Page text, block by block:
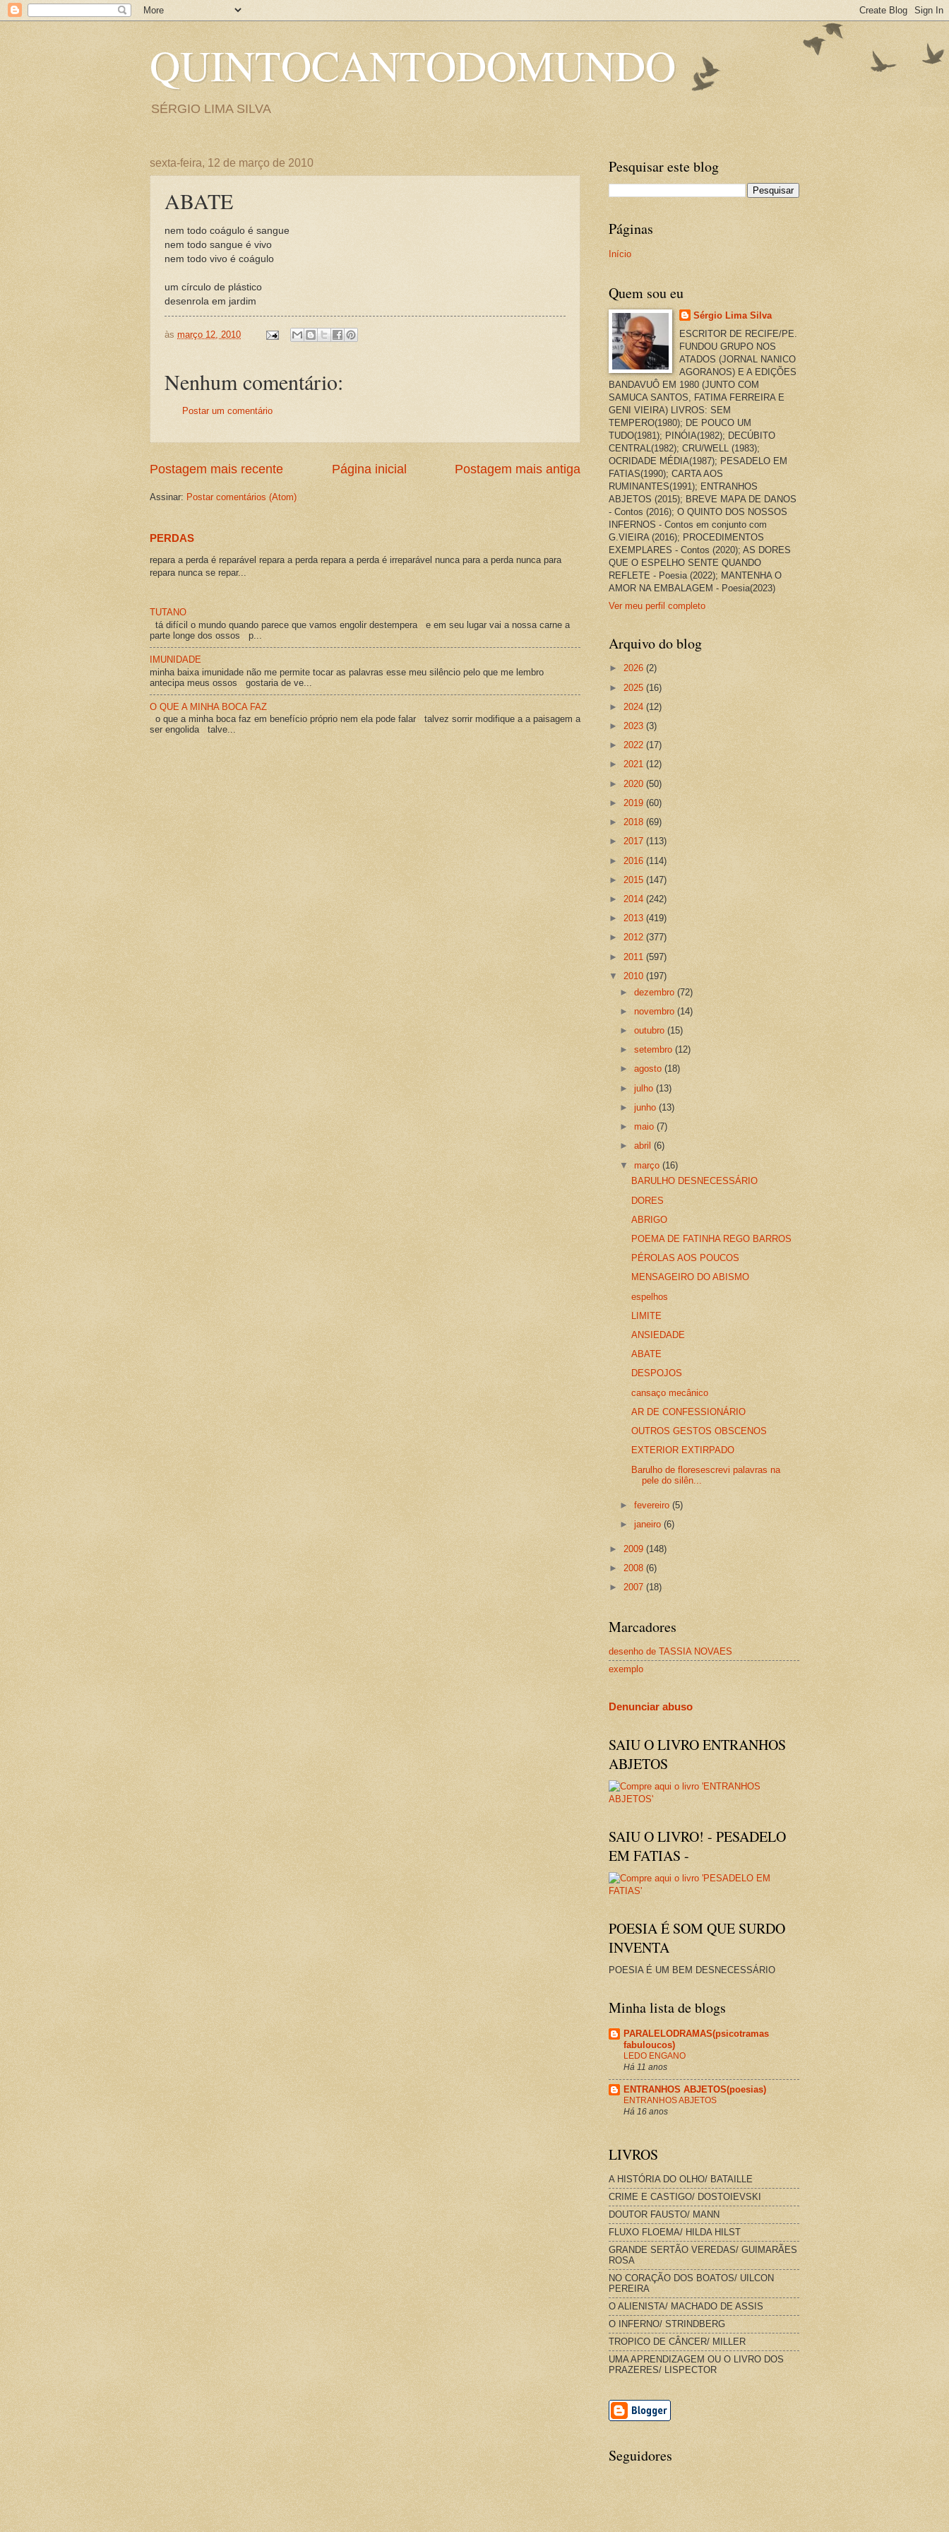
QUINTOCANTODOMUNDO
SÉRGIO LIMA SILVA
sexta-feira, 12 de março de 2010
ABATE
nem todo coágulo é sangue
nem todo sangue é vivo
nem todo vivo é coágulo
um círculo de plástico
desenrola em jardim
às março 12, 2010
Nenhum comentário:
Postar um comentário
Postagem mais recente Postagem mais antiga
Página inicial
Assinar: Postar comentários (Atom)
PERDAS
repara a perda é reparável repara a perda repara a perda é irreparável nunca para a perda nunca para
repara nunca se repar...
TUTANO
tá difícil o mundo quando parece que vamos engolir destempera e em seu lugar vai a nossa carne a
parte longe dos ossos p...
IMUNIDADE
minha baixa imunidade não me permite tocar as palavras esse meu silêncio pelo que me lembro
antecipa meus ossos gostaria de ve...
O QUE A MINHA BOCA FAZ
o que a minha boca faz em benefício próprio nem ela pode falar talvez sorrir modifique a a paisagem a
ser engolida talve...
Pesquisar este blog
Páginas
Início
Quem sou eu
Sérgio Lima Silva
ESCRITOR DE RECIFE/PE.
FUNDOU GRUPO NOS
ATADOS (JORNAL NANICO
AGORANOS) E A EDIÇÕES
BANDAVUÔ EM 1980 (JUNTO COM
SAMUCA SANTOS, FATIMA FERREIRA E
GENI VIEIRA) LIVROS: SEM
TEMPERO(1980); DE POUCO UM
TUDO(1981); PINÓIA(1982); DECÚBITO
CENTRAL(1982); CRU/WELL (1983);
OCRIDADE MÉDIA(1987); PESADELO EM
FATIAS(1990); CARTA AOS
RUMINANTES(1991); ENTRANHOS
ABJETOS (2015); BREVE MAPA DE DANOS
- Contos (2016); O QUINTO DOS NOSSOS
INFERNOS - Contos em conjunto com
G.VIEIRA (2016); PROCEDIMENTOS
EXEMPLARES - Contos (2020); AS DORES
QUE O ESPELHO SENTE QUANDO
REFLETE - Poesia (2022); MANTENHA O
AMOR NA EMBALAGEM - Poesia(2023)
Ver meu perfil completo
Arquivo do blog
► 2026 (2)
► 2025 (16)
► 2024 (12)
► 2023 (3)
► 2022 (17)
► 2021 (12)
► 2020 (50)
► 2019 (60)
► 2018 (69)
► 2017 (113)
► 2016 (114)
► 2015 (147)
► 2014 (242)
► 2013 (419)
► 2012 (377)
► 2011 (597)
▼ 2010 (197)
►dezembro(72)
►novembro(14)
►outubro(15)
►setembro(12)
►agosto(18)
►julho(13)
►junho(13)
►maio(7)
►abril(6)
▼março(16)
BARULHO DESNECESSÁRIO
DORES
ABRIGO
POEMA DE FATINHA REGO BARROS
PÉROLAS AOS POUCOS
MENSAGEIRO DO ABISMO
espelhos
LIMITE
ANSIEDADE
ABATE
DESPOJOS
cansaço mecânico
AR DE CONFESSIONÁRIO
OUTROS GESTOS OBSCENOS
EXTERIOR EXTIRPADO
Barulho de floresescrevi palavras na
pele do silên...
►fevereiro(5)
►janeiro(6)
► 2009 (148)
► 2008 (6)
► 2007 (18)
Marcadores
desenho de TASSIA NOVAES
exemplo
Denunciar abuso
SAIU O LIVRO ENTRANHOS
ABJETOS
SAIU O LIVRO! - PESADELO
EM FATIAS -
POESIA É SOM QUE SURDO
INVENTA
POESIA É UM BEM DESNECESSÁRIO
Minha lista de blogs
PARALELODRAMAS(psicotramas
fabuloucos)
LEDO ENGANO
Há 11 anos
ENTRANHOS ABJETOS(poesias)
ENTRANHOS ABJETOS
Há 16 anos
LIVROS
A HISTÓRIA DO OLHO/ BATAILLE
CRIME E CASTIGO/ DOSTOIEVSKI
DOUTOR FAUSTO/ MANN
FLUXO FLOEMA/ HILDA HILST
GRANDE SERTÃO VEREDAS/ GUIMARÃES
ROSA
NO CORAÇÃO DOS BOATOS/ UILCON
PEREIRA
O ALIENISTA/ MACHADO DE ASSIS
O INFERNO/ STRINDBERG
TROPICO DE CÂNCER/ MILLER
UMA APRENDIZAGEM OU O LIVRO DOS
PRAZERES/ LISPECTOR
Seguidores